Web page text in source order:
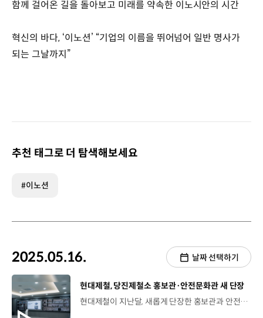
함께 걸어온 길을 돌아보고 미래를 약속한 이노시안의 시간
혁신의 바다, ‘이노션’ “기업의 이름을 뛰어넘어 일반 명사가
되는 그날까지”
추천 태그로 더 탐색해보세요
#이노션
2025.05.16. 날짜 선택하기
[동영상]
현대제철, 당진제철소 홍보관·안전문화관 새 단장
현대제철이 지난달, 새롭게 단장한 홍보관과 안전문화관을 공개했습니다. 당진제철소에 위치한 홍보관은 현대제철의 70여 년 철강사를 비롯해, 자동차 전문 브랜드 ‘H-솔루션’, 탄소중립 생산 체계인 ‘하이큐브(Hy-Cube)’ 공정의 소개 공간으로 꾸며졌습니다. 송기원 책임매니저 / 현대제철 판재홍보팀새롭게 리뉴얼 된 홍보관은 현대자동차그룹의 헤리티지와 함께 대한민국 최초 철강회사로서의 출범과 성장 및 현재의 모습, 그리고 앞으로 실현할 탄소 중립의 미래를 소개함으로써 내방객들에게 그룹의 차별화된 가치를 소개할 것입니다. 아울러, 안전문화관은 14개 체험관과 8개 강의실을 마련하고, 지속적으로 콘텐츠 개선을 통해 교육의 실효성을 높여왔는데요. 현대제철은 이번 리뉴얼을 통해 실제 산업재해 상황에 대한 체험형교육을 강화하는 한편, SCR 제도와 노사 결의 활동 등 전사적 안전문화 정착에도 노력할 계획입니다.